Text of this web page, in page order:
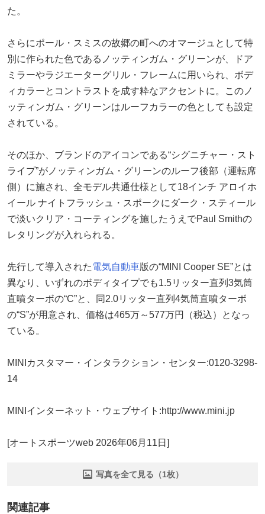
た。
さらにポール・スミスの故郷の町へのオマージュとして特
別に作られた色であるノッティンガム・グリーンが、ドア
ミラーやラジエーターグリル・フレームに用いられ、ボデ
ィカラーとコントラストを成す粋なアクセントに。このノ
ッティンガム・グリーンはルーフカラーの色としても設定
されている。
そのほか、ブランドのアイコンである“シグニチャー・スト
ライプ”がノッティンガム・グリーンのルーフ後部（運転席
側）に施され、全モデル共通仕様として18インチ アロイホ
イール ナイトフラッシュ・スポークにダーク・スティール
で淡いクリア・コーティングを施したうえでPaul Smithの
レタリングが入れられる。
先行して導入された電気自動車版の“MINI Cooper SE”とは
異なり、いずれのボディタイプでも1.5リッター直列3気筒
直噴ターボの“C”と、同2.0リッター直列4気筒直噴ターボ
の“S”が用意され、価格は465万～577万円（税込）となっ
ている。
MINIカスタマー・インタラクション・センター:0120-3298-
14
MINIインターネット・ウェブサイト:http://www.mini.jp
[オートスポーツweb 2026年06月11日]
写真を全て見る（1枚）
関連記事